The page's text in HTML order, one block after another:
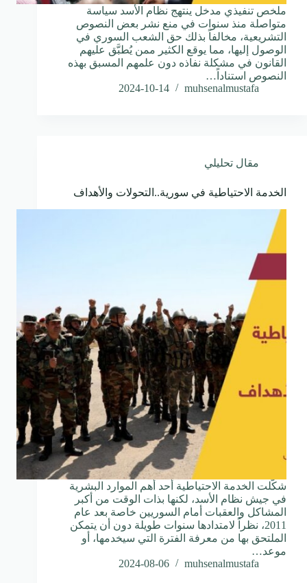
ملخص تنفيذي مدخل ينتهج نظام الأسد سياسة
متواصلة منذ سنوات في منع نشر بعض النصوص
التشريعية، مخالفاً بذلك حق الشعب السوري في
الوصول إليها، مما يوقع الكثير ممن يُطبَّق عليهم
القانون في مشكلة نفاذه دون علمهم المسبق بهذه
النصوص استناداً…
muhsenalmustafa
2024-10-14
مقال تحليلي
الخدمة الاحتياطية في سورية..التحولات والأهداف
شكّلت الخدمة الاحتياطية أحد أهم الموارد البشرية
في جيش نظام الأسد، لكنها بذات الوقت من أكبر
المشاكل والعقبات أمام السوريين خاصة بعد عام
2011، نظراً لامتدادها سنوات طويلة دون أن يتمكن
الملتحق بها من معرفة الفترة التي سيخدمها، أو
موعد…
muhsenalmustafa
2024-08-06